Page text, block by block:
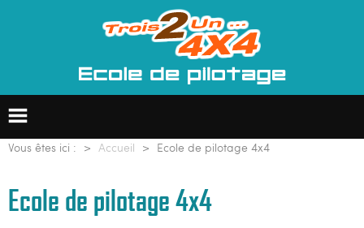
Ecole de pilotage 4x4
Vous êtes ici : Accueil Ecole de pilotage 4x4
Ecole de pilotage 4x4